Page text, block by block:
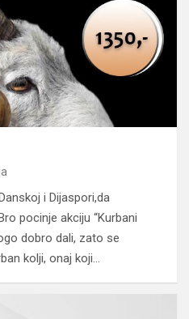
i Dijaspori,da
pocinje akciju “Kurbani
dobro dali, zato se
kolji, onaj koji…